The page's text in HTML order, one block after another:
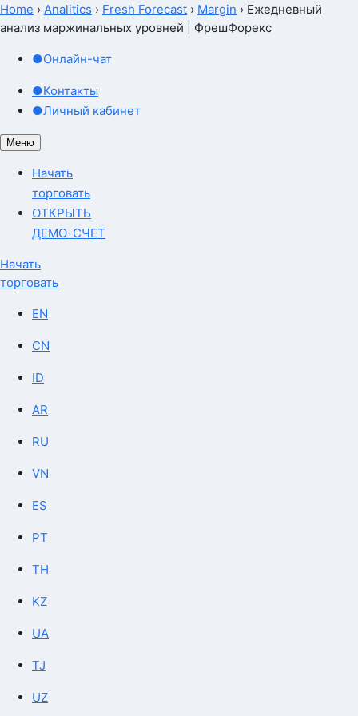
Home › Analitics › Fresh Forecast › Margin › Ежедневный
анализ маржинальных уровней | ФрешФорекс
●Онлайн-чат
●Контакты
●Личный кабинет
Меню
Начать
торговать
ОТКРЫТЬ
ДЕМО-СЧЕТ
Начать
торговать
EN
CN
ID
AR
RU
VN
ES
PT
TH
KZ
UA
TJ
UZ